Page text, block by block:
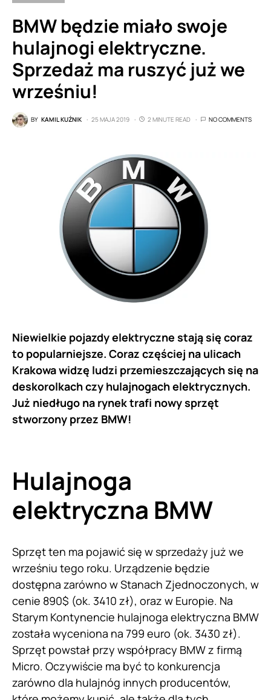
BMW będzie miało swoje
hulajnogi elektryczne.
Sprzedaż ma ruszyć już we
wrześniu!
BY KAMIL KUŹNIK 25 MAJA 2019 2 MINUTE READ NO COMMENTS
Niewielkie pojazdy elektryczne stają się coraz
to popularniejsze. Coraz częściej na ulicach
Krakowa widzę ludzi przemieszczających się na
deskorolkach czy hulajnogach elektrycznych.
Już niedługo na rynek trafi nowy sprzęt
stworzony przez BMW!
Hulajnoga
elektryczna BMW
Sprzęt ten ma pojawić się w sprzedaży już we
wrześniu tego roku. Urządzenie będzie
dostępna zarówno w Stanach Zjednoczonych, w
cenie 890$ (ok. 3410 zł), oraz w Europie. Na
Starym Kontynencie hulajnoga elektryczna BMW
została wyceniona na 799 euro (ok. 3430 zł).
Sprzęt powstał przy współpracy BMW z firmą
Micro. Oczywiście ma być to konkurencja
zarówno dla hulajnóg innych producentów,